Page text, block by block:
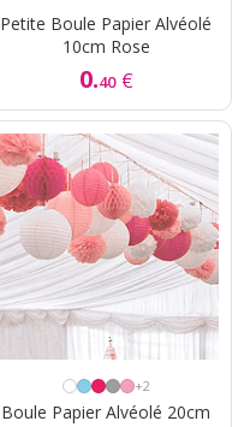
Petite Boule Papier Alvéolé
10cm Rose
0.40 €
+2
Boule Papier Alvéolé 20cm